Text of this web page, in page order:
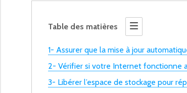
Table des matières
1- Assurer que la mise à jour
2- Vérifier si votre Internet fonctionne
3- Libérer l’espace de stockage pour